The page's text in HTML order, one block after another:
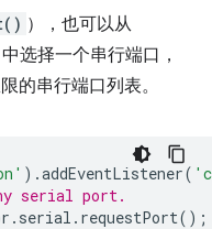
），也可以从
中选择一个串行端口，
的串行端口列表。
).addEventListener(
serial port.
. serial . requestPort();